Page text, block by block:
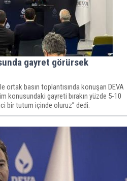
gayret görürsek
ortak basın toplantısında konuşan DEVA
konusundaki gayreti bırakın yüzde 5-10
bir tutum içinde oluruz” dedi.